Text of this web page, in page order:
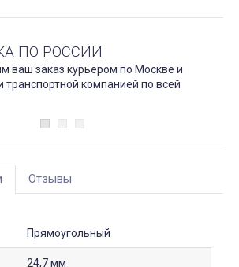
ПО РОССИИ
ваш заказ курьером по Москве и
транспортной компанией по всей
Отзывы
Прямоугольный
24,7 мм